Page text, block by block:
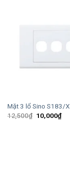
Mặt 3 lổ Sino S183/X
12,500₫ Giá
gốc
10,000₫Giá
hiện